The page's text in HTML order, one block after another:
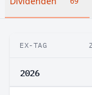
EX-TAG
2026